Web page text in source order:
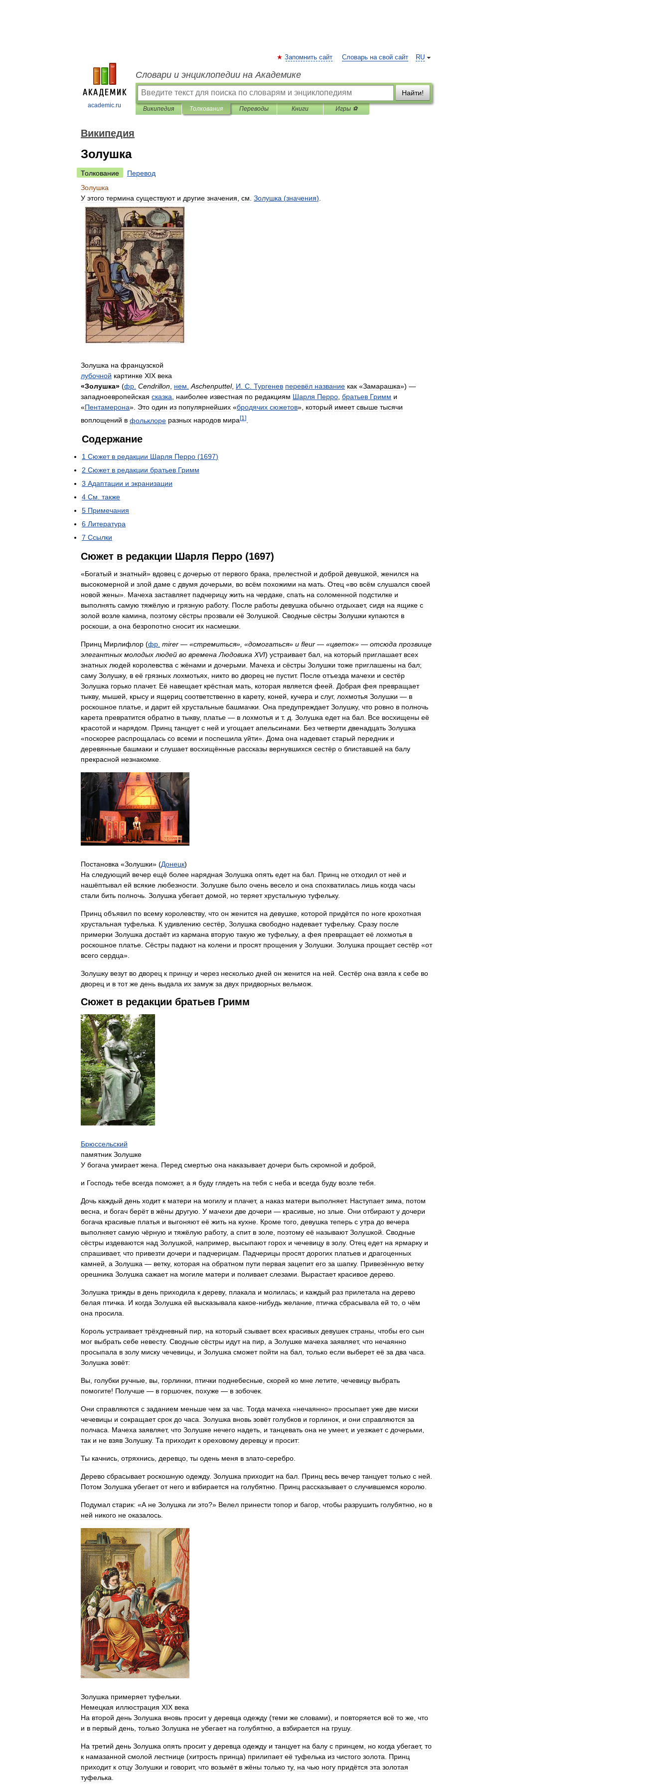
academic.ru
RU
Запомнить сайт Словарь на свой сайт
Словари и энциклопедии на Академике
Найти!
Википедия Толкования Переводы Книги Игры ⚽
Википедия
Золушка
Толкование
Перевод
Золушка
У этого термина существуют и другие значения см Золушка (значения)
Золушка на французской
лубочной картинке XIX века
«Золушка» (фр Cendrillon нем Aschenputtel, И С Тургенев перевёл название как «Замарашка») —
западноевропейская сказка наиболее известная по редакциям Шарля Перро братьев Гримм и
«Пентамерона». Это один из популярнейших «бродячих сюжетов», который имеет свыше тысячи
воплощений в фольклоре разных народов мира[1 ]
Содержание
1 Сюжет в редакции Шарля Перро (1697)
2 Сюжет в редакции братьев Гримм
3 Адаптации и экранизации
4 См. также
5 Примечания
6 Литература
7 Ссылки
Сюжет в редакции Шарля Перро (1697)
«Богатый и знатный» вдовец с дочерью от первого брака, прелестной и доброй девушкой, женился на
высокомерной и злой даме с двумя дочерьми, во всём похожими на мать. Отец «во всём слушался своей
новой жены». Мачеха заставляет падчерицу жить на чердаке, спать на соломенной подстилке и
выполнять самую тяжёлую и грязную работу. После работы девушка обычно отдыхает, сидя на ящике с
золой возле камина, поэтому сёстры прозвали её Золушкой. Сводные сёстры Золушки купаются в
роскоши, а она безропотно сносит их насмешки.
Принц Мирлифлор (фр. mirer — «стремиться», «домогаться» и fleur — «цветок» — отсюда прозвище
элегантных молодых людей во времена Людовика XVI) устраивает бал, на который приглашает всех
знатных людей королевства с жёнами и дочерьми. Мачеха и сёстры Золушки тоже приглашены на бал;
саму Золушку, в её грязных лохмотьях, никто во дворец не пустит. После отъезда мачехи и сестёр
Золушка горько плачет. Её навещает крёстная мать, которая является феей. Добрая фея превращает
тыкву, мышей, крысу и ящериц соответственно в карету, коней, кучера и слуг, лохмотья Золушки — в
роскошное платье, и дарит ей хрустальные башмачки. Она предупреждает Золушку, что ровно в полночь
карета превратится обратно в тыкву, платье — в лохмотья и т. д. Золушка едет на бал. Все восхищены её
красотой и нарядом. Принц танцует с ней и угощает апельсинами. Без четверти двенадцать Золушка
«поскорее распрощалась со всеми и поспешила уйти». Дома она надевает старый передник и
деревянные башмаки и слушает восхищённые рассказы вернувшихся сестёр о блиставшей на балу
прекрасной незнакомке.
Постановка «Золушки» (Донецк)
На следующий вечер ещё более нарядная Золушка опять едет на бал Принц не отходил от неё и
нашёптывал ей всякие любезности Золушке было очень весело и она спохватилась лишь когда часы
стали бить полночь Золушка убегает домой но теряет хрустальную туфельку.
Принц объявил по всему королевству, что он женится на девушке которой придётся по ноге крохотная
хрустальная туфелька К удивлению сестёр Золушка свободно надевает туфельку. Сразу после
примерки Золушка достаёт из кармана вторую такую же туфельку, а фея превращает её лохмотья в
роскошное платье Сёстры падают на колени и просят прощения у Золушки Золушка прощает сестёр «от
всего сердца».
Золушку везут во дворец к принцу и через несколько дней он женится на ней Сестёр она взяла к себе во
дворец и в тот же день выдала их замуж за двух придворных вельмож
Сюжет в редакции братьев Гримм
Брюссельский
памятник Золушке
У богача умирает жена Перед смертью она наказывает дочери быть скромной и доброй
и Господь тебе всегда поможет, а я буду глядеть на тебя с неба и всегда буду возле тебя
Дочь каждый день ходит к матери на могилу и плачет, а наказ матери выполняет. Наступает зима
потом
весна
и богач берёт в жёны другую У мачехи две дочери — красивые но злые Они отбирают у дочери
богача красивые платья и выгоняют её жить на кухне Кроме того девушка теперь с утра до вечера
выполняет самую чёрную и тяжёлую работу, а спит в золе поэтому её называют Золушкой Сводные
сёстры издеваются над Золушкой например высыпают горох и чечевицу в золу. Отец едет на ярмарку и
спрашивает, что привезти дочери и падчерицам Падчерицы просят дорогих платьев и драгоценных
камней а Золушка — ветку, которая на обратном пути первая зацепит его за шапку. Привезённую ветку
орешника Золушка сажает на могиле матери и поливает слезами Вырастает красивое дерево
Золушка трижды в день приходила к дереву, плакала и молилась; и каждый раз прилетала на дерево
белая птичка И когда Золушка ей высказывала какое-нибудь желание птичка сбрасывала ей то о чём
она просила
Король устраивает трёхдневный пир на который сзывает всех красивых девушек страны чтобы его сын
мог выбрать себе невесту. Сводные сёстры идут на пир а Золушке мачеха заявляет, что нечаянно
просыпала в золу миску чечевицы и Золушка сможет пойти на бал только если выберет её за два часа
Золушка зовёт:
Вы голубки ручные вы горлинки птички поднебесные скорей ко мне летите чечевицу выбрать
помогите! Получше — в горшочек похуже — в зобочек
Они справляются с заданием меньше чем за час Тогда мачеха «нечаянно» просыпает уже две миски
чечевицы и сокращает срок до часа Золушка вновь зовёт голубков и горлинок и они справляются за
полчаса
Мачеха заявляет, что Золушке нечего надеть и танцевать она не умеет, и уезжает с дочерьми
так и не взяв Золушку. Та приходит к ореховому деревцу и просит:
Ты качнись отряхнись деревцо ты одень меня в злато-серебро
Дерево сбрасывает роскошную одежду. Золушка приходит на бал Принц весь вечер танцует только с ней
Потом Золушка убегает от него и взбирается на голубятню Принц рассказывает о случившемся королю
Подумал старик: «А не Золушка ли это?» Велел принести топор и багор чтобы разрушить голубятню но в
ней никого не оказалось
Золушка примеряет туфельки
Немецкая иллюстрация XIX века
На второй день Золушка вновь просит у деревца одежду (теми же словами), и повторяется всё то же что
и в первый день только Золушка не убегает на голубятню а взбирается на грушу.
На третий день Золушка опять просит у деревца одежду и танцует на балу с принцем но когда убегает, то
к намазанной смолой лестнице (хитрость принца) прилипает её туфелька из чистого золота
Принц
приходит к отцу Золушки и говорит, что возьмёт в жёны только ту, на чью ногу придётся эта золотая
туфелька